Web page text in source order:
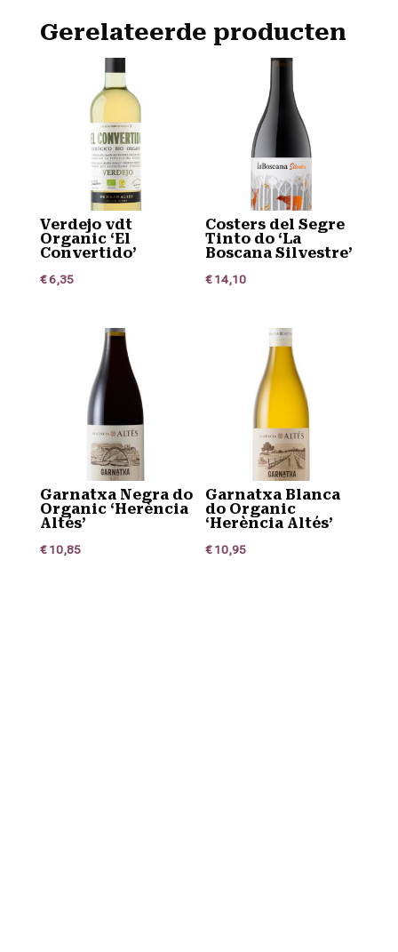
Gerelateerde producten
Verdejo vdt
Organic ‘El
Convertido’
€6,35
Costers del Segre
Tinto do ‘La
Boscana Silvestre’
€14,10
Garnatxa Negra do
Organic ‘Herència
Altés’
€10,85
Garnatxa Blanca
do Organic
‘Herència Altés’
€10,95